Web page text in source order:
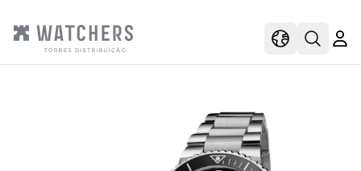
viewOpen